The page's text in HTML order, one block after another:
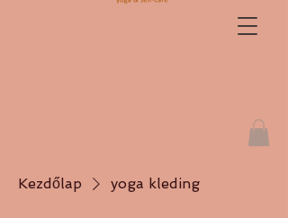
Kezdőlap yoga kleding